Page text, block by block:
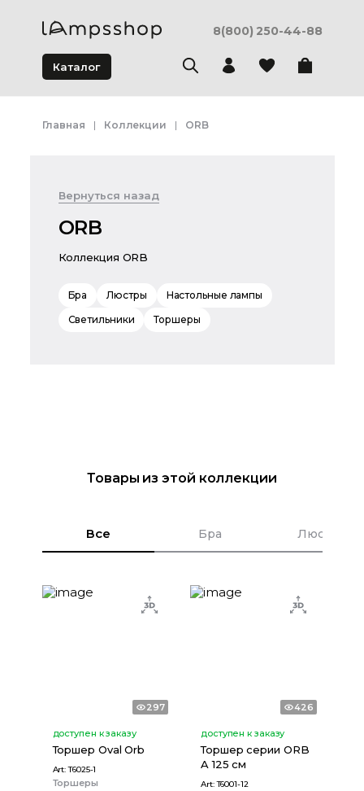
8(800) 250-44-88
Каталог
Главная Коллекции ORB
Вернуться назад
ORB
Коллекция ORB
Бра Люстры
Настольные лампы
Светильники
Торшеры
Товары из этой коллекции
Все Бра Люстры
297
доступен к заказу
Торшер Oval Orb
Art:T6025-1
Торшеры
426
доступен к заказу
Торшер серии ORB
A 125 см
Art:T6001-12